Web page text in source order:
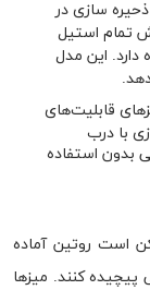
سازی در
تمام استیل
دارد. این مدل
قابلیت‌های
با درب
بدون استفاده
است روتین آماده
کنند. میزها